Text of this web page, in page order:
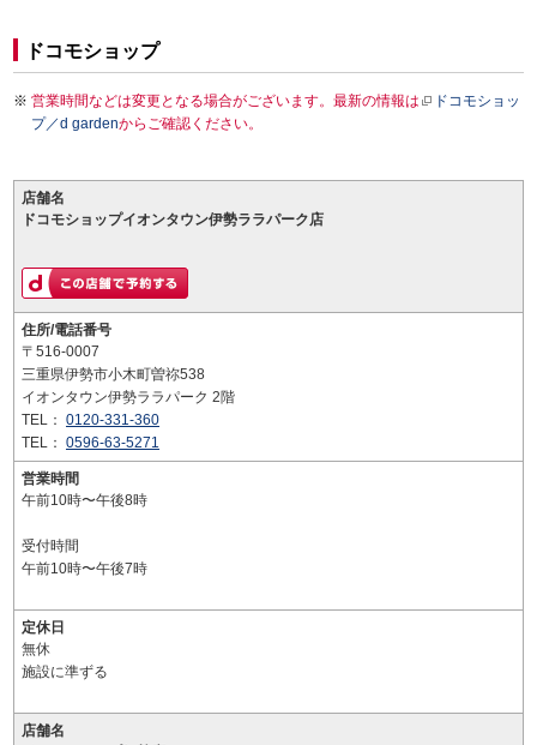
ドコモショップ
営業時間などは変更となる場合がございます。最新の情報は
ドコモショッ
プ／d gardenからご確認ください。
店舗名
ドコモショップイオンタウン伊勢ララパーク店
住所/電話番号
〒516-0007
三重県伊勢市小木町曽祢538
イオンタウン伊勢ララパーク 2階
TEL： 0120-331-360
TEL： 0596-63-5271
営業時間
午前10時〜午後8時
受付時間
午前10時〜午後7時
定休日
無休
施設に準ずる
店舗名